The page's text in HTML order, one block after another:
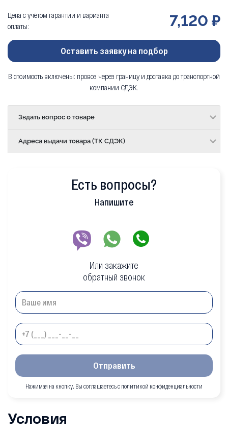
Цена с учётом гарантии и варианта
оплаты:
7,120 ₽
Оставить заявку на подбор
В стоимость включены: провоз через границу и доставка до транспортной
компании СДЭК.
Звдать вопрос о товаре
Адреса выдачи товара (ТК СДЭК)
Есть вопросы?
Напишите
Или закажите
обратный звонок
Отправить
Нажимая на кнопку, Вы соглашаетесь с политикой конфиденциальности
Условия